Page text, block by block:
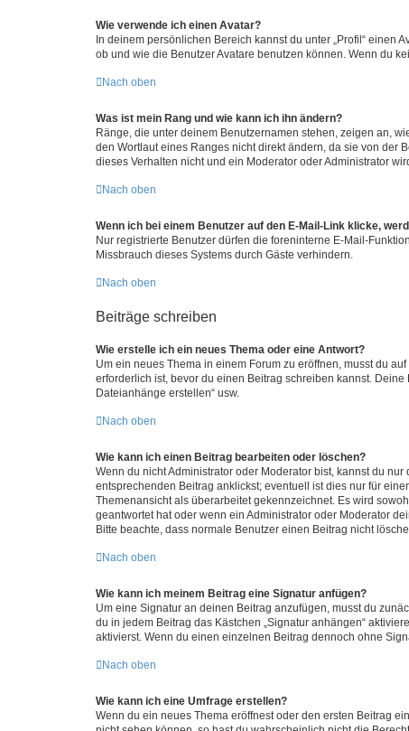
Wie verwende ich einen Avatar?
In deinem persönlichen Bereich kannst du unter „Profil“ einen
ob und wie die Benutzer Avatare benutzen können. Wenn du
Nach oben
Was ist mein Rang und wie kann ich ihn ändern?
Ränge, die unter deinem Benutzernamen stehen, zeigen an,
den Wortlaut eines Ranges nicht direkt ändern, da sie von
dieses Verhalten nicht und ein Moderator oder Administrator
Nach oben
Wenn ich bei einem Benutzer auf den E-Mail-Link klicke,
Nur registrierte Benutzer dürfen die foreninterne E-Mail-
Missbrauch dieses Systems durch Gäste verhindern.
Nach oben
Beiträge schreiben
Wie erstelle ich ein neues Thema oder eine Antwort?
Um ein neues Thema in einem Forum zu eröffnen, musst du
erforderlich ist, bevor du einen Beitrag schreiben kannst.
Dateianhänge erstellen“ usw.
Nach oben
Wie kann ich einen Beitrag bearbeiten oder löschen?
Wenn du nicht Administrator oder Moderator bist, kannst du
entsprechenden Beitrag anklickst; eventuell ist dies nur für
Themenansicht als überarbeitet gekennzeichnet. Es wird
geantwortet hat oder wenn ein Administrator oder Moderator
Bitte beachte, dass normale Benutzer einen Beitrag nicht
Nach oben
Wie kann ich meinem Beitrag eine Signatur anfügen?
Um eine Signatur an deinen Beitrag anzufügen, musst du
du in jedem Beitrag das Kästchen „Signatur anhängen“
aktivierst. Wenn du einen einzelnen Beitrag dennoch ohne
Nach oben
Wie kann ich eine Umfrage erstellen?
Wenn du ein neues Thema eröffnest oder den ersten Beitrag